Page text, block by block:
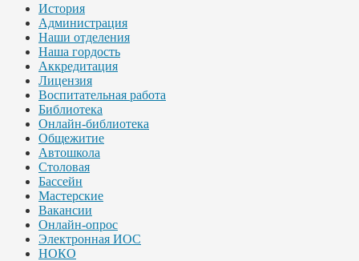
История
Администрация
Наши отделения
Наша гордость
Аккредитация
Лицензия
Воспитательная работа
Библиотека
Онлайн-библиотека
Общежитие
Автошкола
Столовая
Бассейн
Мастерские
Вакансии
Онлайн-опрос
Электронная ИОС
НОКО